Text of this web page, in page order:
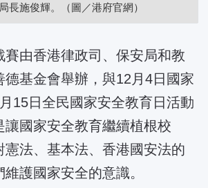
長施俊輝。（圖／港府官網）
賽由香港律政司、保安局和教
德基金會舉辦，與12月4日國家
15日全民國家安全教育日活動
讓國家安全教育繼續植根校
憲法、基本法、香港國安法的
護國家安全的意識。